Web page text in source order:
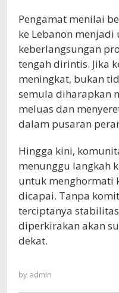
Pengamat menilai
ke Lebanon
keberlangsungan
tengah dirintis. Jika
meningkat, bukan
semula diharapkan
meluas dan
dalam pusaran
Hingga kini,
menunggu langkah
untuk menghormati
dicapai. Tanpa
terciptanya
diperkirakan akan
dekat.
by admin